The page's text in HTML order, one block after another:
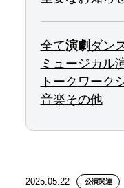
全て演劇 ダン
ミュージカル
トーク ワーク
音楽その他
2025.05.22 公演関連